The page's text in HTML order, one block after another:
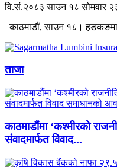
वि.सं.२०८३ साउन १८ सोमवार
काठमाडौं, साउन १८।
ताजा
काठमाडौंमा ‘कश्मीरको
संवादमार्फत विवाद...